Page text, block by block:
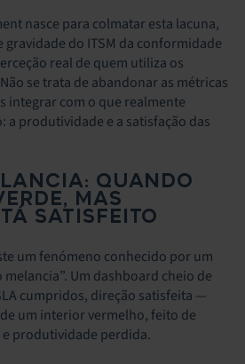
nasce para colmatar esta lacuna,
do ITSM da conformidade
real de quem utiliza os
se trata de abandonar as métricas
integrar com o que realmente
a produtividade e a satisfação das
QUANDO
MAS
SATISFEITO
um fenómeno conhecido por um
Um dashboard cheio de
cumpridos, direção satisfeita —
um interior vermelho, feito de
produtividade perdida.